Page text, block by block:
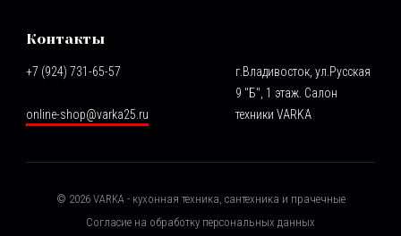
Контакты
+7 (924) 731-65-57
online-shop@varka25.ru
г.Владивосток, ул.Русская
9 "Б", 1 этаж. Салон
техники VARKA
© 2026VARKA - кухонная техника, сантехника и прачечные
Согласие на обработку персональных данных